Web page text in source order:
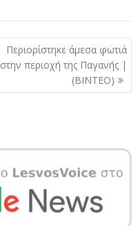
Περιορίστηκε άμεσα φωτιά
στην περιοχή της Παγανής |
(ΒΙΝΤΕΟ)